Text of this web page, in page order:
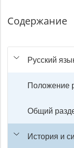
Содержание
Русский
Положение
Общий
История и